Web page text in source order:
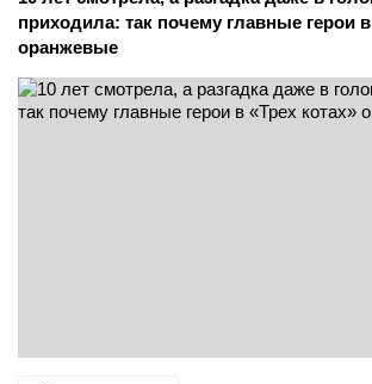
приходила: так почему главные герои в
оранжевые